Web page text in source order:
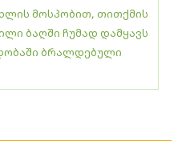
მოსპობით, თითქმის
ბაღში ჩუმად დამყავს
ბრალდებული